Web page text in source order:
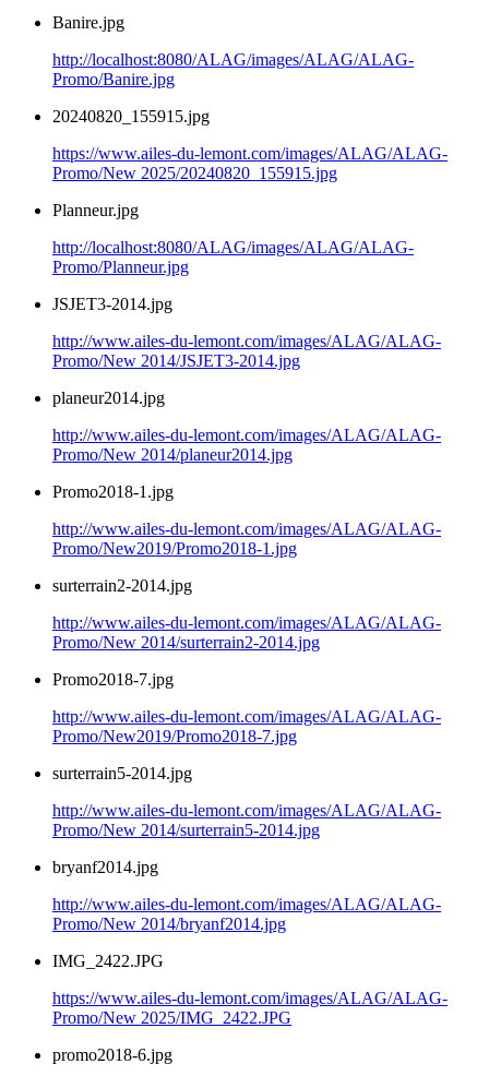
Banire.jpg
http://localhost:8080/ALAG/images/ALAG/ALAG-
Promo/Banire.jpg
20240820_155915.jpg
https://www.ailes-du-lemont.com/images/ALAG/ALAG-
Promo/New 2025/20240820_155915.jpg
Planneur.jpg
http://localhost:8080/ALAG/images/ALAG/ALAG-
Promo/Planneur.jpg
JSJET3-2014.jpg
http://www.ailes-du-lemont.com/images/ALAG/ALAG-
Promo/New 2014/JSJET3-2014.jpg
planeur2014.jpg
http://www.ailes-du-lemont.com/images/ALAG/ALAG-
Promo/New 2014/planeur2014.jpg
Promo2018-1.jpg
http://www.ailes-du-lemont.com/images/ALAG/ALAG-
Promo/New2019/Promo2018-1.jpg
surterrain2-2014.jpg
http://www.ailes-du-lemont.com/images/ALAG/ALAG-
Promo/New 2014/surterrain2-2014.jpg
Promo2018-7.jpg
http://www.ailes-du-lemont.com/images/ALAG/ALAG-
Promo/New2019/Promo2018-7.jpg
surterrain5-2014.jpg
http://www.ailes-du-lemont.com/images/ALAG/ALAG-
Promo/New 2014/surterrain5-2014.jpg
bryanf2014.jpg
http://www.ailes-du-lemont.com/images/ALAG/ALAG-
Promo/New 2014/bryanf2014.jpg
IMG_2422.JPG
https://www.ailes-du-lemont.com/images/ALAG/ALAG-
Promo/New 2025/IMG_2422.JPG
promo2018-6.jpg